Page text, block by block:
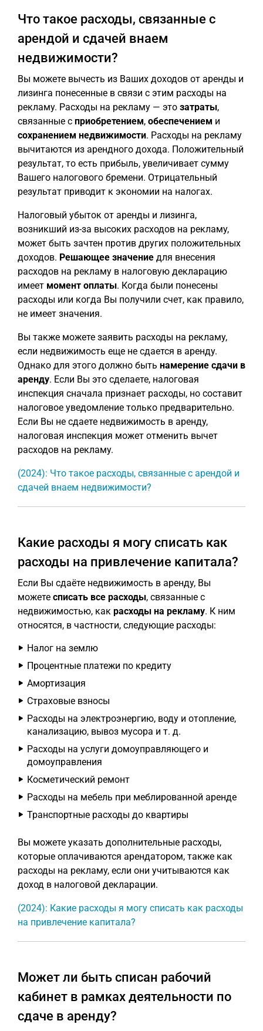
Что такое расходы, связанные с
арендой и сдачей внаем
недвижимости?
Вы можете вычесть из Ваших доходов от аренды и
лизинга понесенные в связи с этим расходы на
рекламу. Расходы на рекламу — это затраты,
связанные с приобретением, обеспечением и
сохранением недвижимости. Расходы на рекламу
вычитаются из арендного дохода. Положительный
результат, то есть прибыль, увеличивает сумму
Вашего налогового бремени. Отрицательный
результат приводит к экономии на налогах.
Налоговый убыток от аренды и лизинга,
возникший из-за высоких расходов на рекламу,
может быть зачтен против других положительных
доходов. Решающее значение для внесения
расходов на рекламу в налоговую декларацию
имеет момент оплаты. Когда были понесены
расходы или когда Вы получили счет, как правило,
не имеет значения.
Вы также можете заявить расходы на рекламу,
если недвижимость еще не сдается в аренду.
Однако для этого должно быть намерение сдачи в
аренду. Если Вы это сделаете, налоговая
инспекция сначала признает расходы, но составит
налоговое уведомление только предварительно.
Если Вы не сдаете недвижимость в аренду,
налоговая инспекция может отменить вычет
расходов на рекламу.
(2024): Что такое расходы, связанные с арендой и
сдачей внаем недвижимости?
Какие расходы я могу списать как
расходы на привлечение капитала?
Если Вы сдаёте недвижимость в аренду, Вы
можете списать все расходы, связанные с
недвижимостью, как расходы на рекламу. К ним
относятся, в частности, следующие расходы:
Налог на землю
Процентные платежи по кредиту
Амортизация
Страховые взносы
Расходы на электроэнергию, воду и отопление,
канализацию, вывоз мусора и т. д.
Расходы на услуги домоуправляющего и
домоуправления
Косметический ремонт
Расходы на мебель при меблированной аренде
Транспортные расходы до квартиры
Вы можете указать дополнительные расходы,
которые оплачиваются арендатором, также как
расходы на рекламу, если они учитываются как
доход в налоговой декларации.
(2024): Какие расходы я могу списать как расходы
на привлечение капитала?
Может ли быть списан рабочий
кабинет в рамках деятельности по
сдаче в аренду?